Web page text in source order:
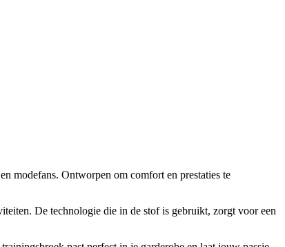
modefans. Ontworpen om comfort en prestaties te
De technologie die in de stof is gebruikt, zorgt voor een